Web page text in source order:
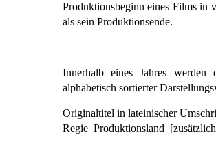
Produktionsbeginn eines Films in
als sein Produktionsende.
Innerhalb eines Jahres
alphabetisch sortierter
Originaltitel in lateinischer
Regie Produktionsland